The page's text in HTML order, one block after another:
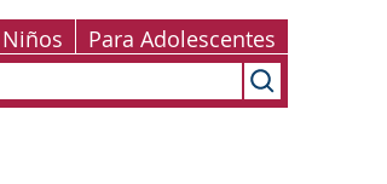
Para Adolescentes